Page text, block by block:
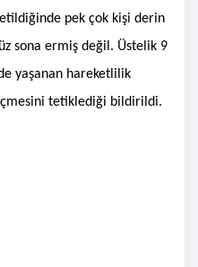
pek çok kişi derin
sona ermiş değil. Üstelik 9
yaşanan hareketlilik
tetiklediği bildirildi.